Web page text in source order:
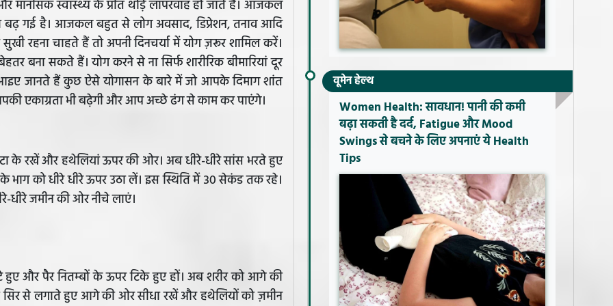
स्वास्थ्य के प्रति थोड़े लापरवाह हो जाते हैं। आजकल
बढ़ गई है। आजकल बहुत से लोग अवसाद, डिप्रेशन, तनाव आदि
रहना चाहते हैं तो अपनी दिनचर्या में योग ज़रूर शामिल करें।
बना सकते हैं। योग करने से ना सिर्फ शारीरिक बीमारियां दूर
आइए जानते हैं कुछ ऐसे योगासन के बारे में जो आपके दिमाग शांत
एकाग्रता भी बढ़ेगी और आप अच्छे ढंग से काम कर पाएंगे।
के रखें और हथेलियां ऊपर की ओर। अब धीरे-धीरे सांस भरते हुए
को धीरे धीरे ऊपर उठा लें। इस स्थिति में ३० सेकंड तक रहे।
धीरे जमीन की ओर नीचे लाएं।
और पैर नितम्बों के ऊपर टिके हुए हों। अब शरीर को आगे की
सिर से लगाते हुए आगे की ओर सीधा रखें और हथेलियों को ज़मीन
वूमेन हेल्थ
Women Health: सावधान! पानी की कमी
बढ़ा सकती है दर्द, Fatigue और Mood
Swings से बचने के लिए अपनाएं ये Health
Tips